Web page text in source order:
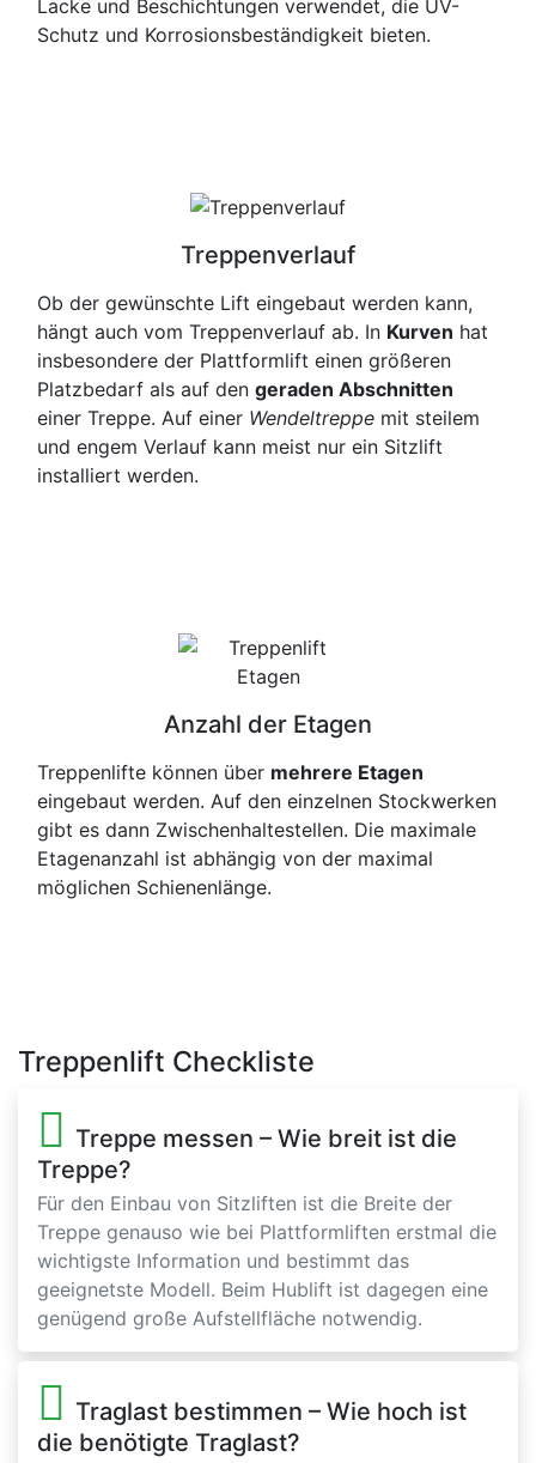
Lacke und Beschichtungen verwendet, die UV-
Schutz und Korrosionsbeständigkeit bieten.
Treppenverlauf
Ob der gewünschte Lift eingebaut werden kann,
hängt auch vom Treppenverlauf ab. In Kurven hat
insbesondere der Plattformlift einen größeren
Platzbedarf als auf den geraden Abschnitten
einer Treppe. Auf einer Wendeltreppe mit steilem
und engem Verlauf kann meist nur ein Sitzlift
installiert werden.
Anzahl der Etagen
Treppenlifte können über mehrere Etagen
eingebaut werden. Auf den einzelnen Stockwerken
gibt es dann Zwischenhaltestellen. Die maximale
Etagenanzahl ist abhängig von der maximal
möglichen Schienenlänge.
Treppenlift Checkliste
Treppe messen – Wie breit ist die
Treppe?
Für den Einbau von Sitzliften ist die Breite der
Treppe genauso wie bei Plattformliften erstmal die
wichtigste Information und bestimmt das
geeignetste Modell. Beim Hublift ist dagegen eine
genügend große Aufstellfläche notwendig.
Traglast bestimmen – Wie hoch ist
die benötigte Traglast?